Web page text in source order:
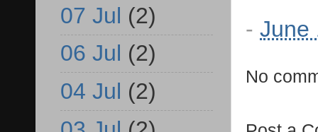
- June
No
07 Jul (2)
06 Jul (2)
04 Jul (2)